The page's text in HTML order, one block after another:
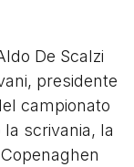
De Scalzi
presidente
campionato
scrivania, la